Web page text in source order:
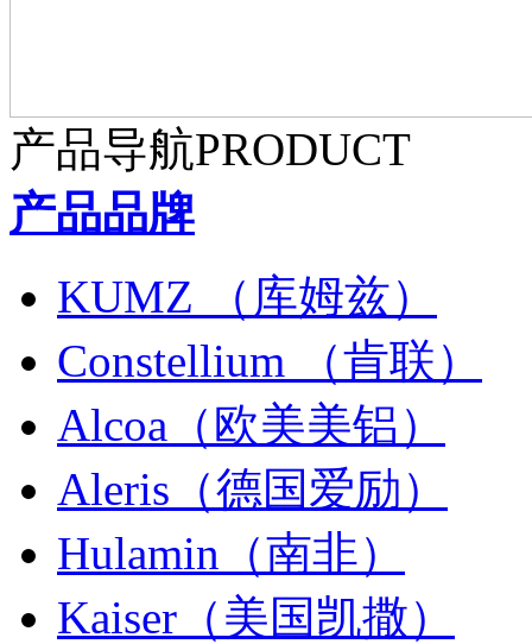
产品导航PRODUCT
产品品牌
KUMZ （库姆兹）
Constellium （肯联）
Alcoa（欧美美铝）
Aleris（德国爱励）
Hulamin（南非）
Kaiser（美国凯撒）